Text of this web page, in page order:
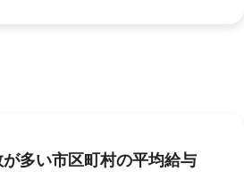
多い市区町村の平均給与